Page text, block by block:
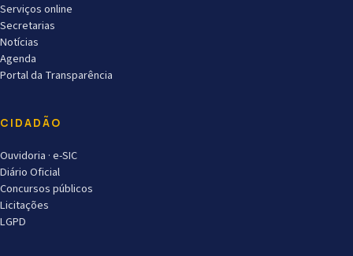
Serviços online
Secretarias
Notícias
Agenda
Portal da Transparência
CIDADÃO
Ouvidoria · e-SIC
Diário Oficial
Concursos públicos
Licitações
LGPD